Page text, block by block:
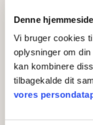
Denne
Vi bruger cookies
oplysninger om
kan kombinere
tilbagekalde dit
vores